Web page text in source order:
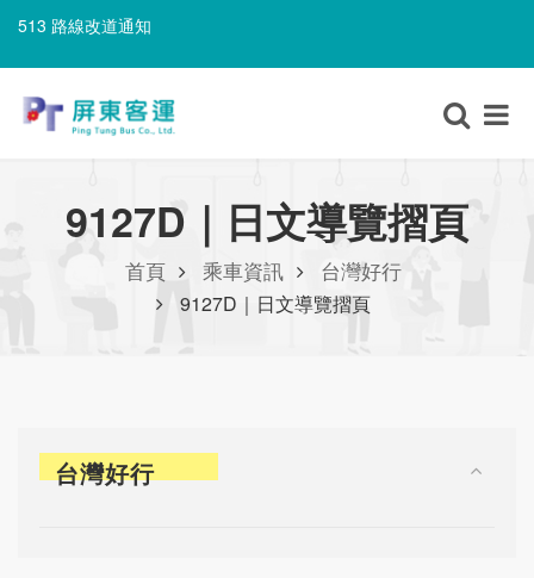
513 路線改道通知
513 路線改道通知
9127D｜日文導覽摺頁
首頁 乘車資訊 台灣好行
9127D｜日文導覽摺頁
台灣好行